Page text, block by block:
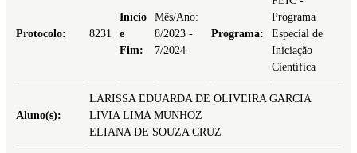
Protocolo: 8231
Início
e
Fim:
Mês/Ano:
8/2023 -
7/2024
Programa:
Programa
Especial de
Iniciação
Científica
Aluno(s):
LARISSA EDUARDA DE OLIVEIRA GARCIA
LIVIA LIMA MUNHOZ
ELIANA DE SOUZA CRUZ